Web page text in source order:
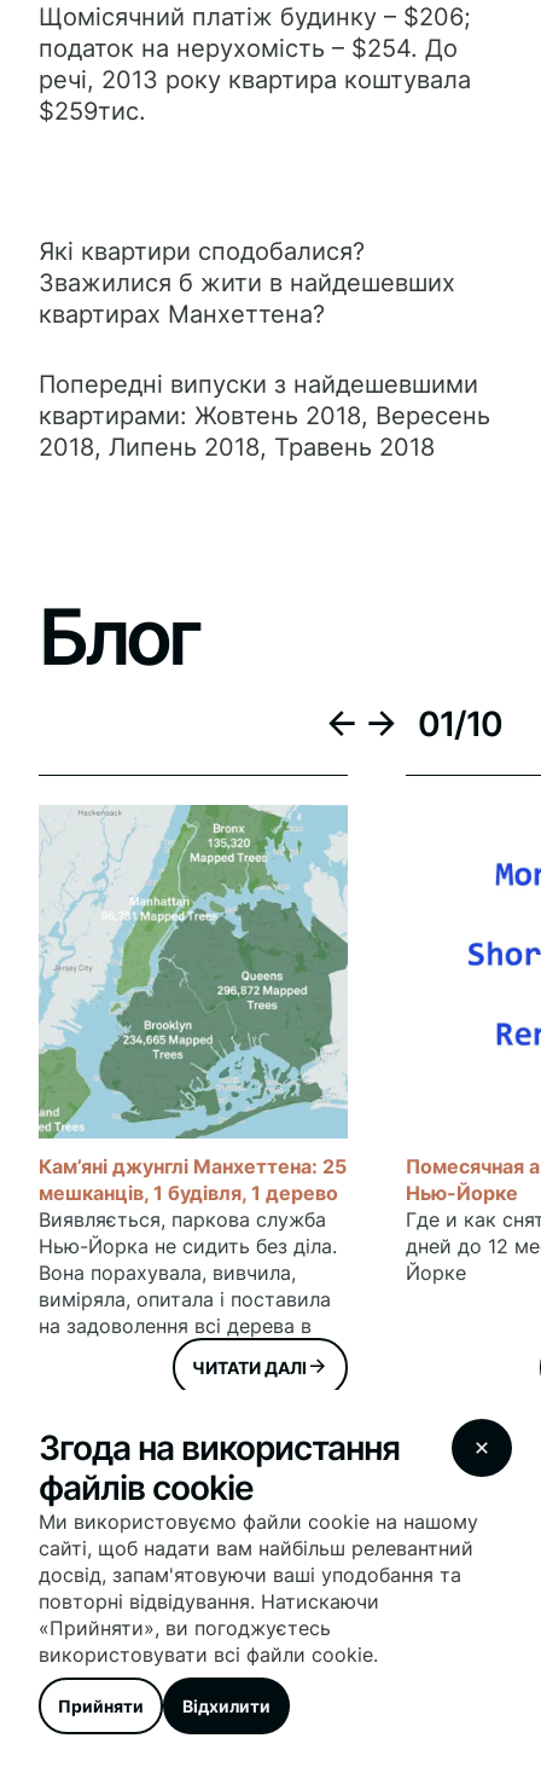
Щомісячний платіж будинку – $206;
податок на нерухомість – $254. До
речі, 2013 року квартира коштувала
$259тис.
Які квартири сподобалися?
Зважилися б жити в найдешевших
квартирах Манхеттена?
Попередні випуски з найдешевшими
квартирами: Жовтень 2018, Вересень
2018, Липень 2018, Травень 2018
Блог
Кам’яні джунглі Манхеттена: 25
мешканців, 1 будівля, 1 дерево
Виявляється, паркова служба
Нью-Йорка не сидить без діла.
Вона порахувала, вивчила,
виміряла, опитала і поставила
на задоволення всі дерева в
місті. Більше того, всі ці дерева
нанесли на спеціальну карту,
сайті. https://tree-
map.nycgovparks.org/
Загальна статистика по місту:
680,739 – всього кількість
дерев у Нью-Йорку, з них:
64,999 у Манхеттені / 176,946
ЧИТАТИ ДАЛІ
Помесячная
Нью-Йорке
Где и как
дней до 12
Йорке
01/10
Наші соцмережі
Згода на використання
файлів cookie
Ми використовуємо файли cookie на нашому
сайті, щоб надати вам найбільш релевантний
досвід, запам'ятовуючи ваші уподобання та
повторні відвідування. Натискаючи
«Прийняти», ви погоджуєтесь
використовувати всі файли cookie.
Прийняти Відхилити